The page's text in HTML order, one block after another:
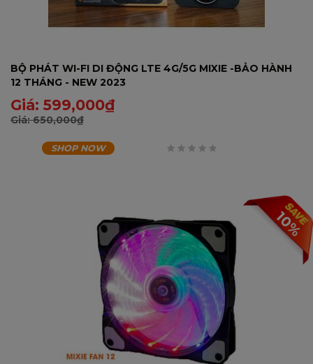
BỘ PHÁT WI-FI DI ĐỘNG LTE 4G/5G MIXIE -BẢO HÀNH
12 THÁNG - NEW 2023
Giá: 599,000₫
Giá:650,000₫
SHOP NOW
10%